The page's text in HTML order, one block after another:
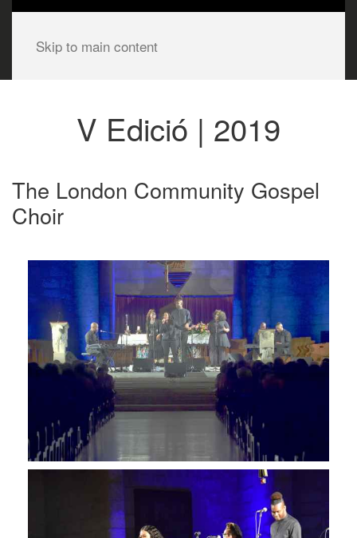
Skip to main content
V Edició | 2019
The London Community Gospel
Choir